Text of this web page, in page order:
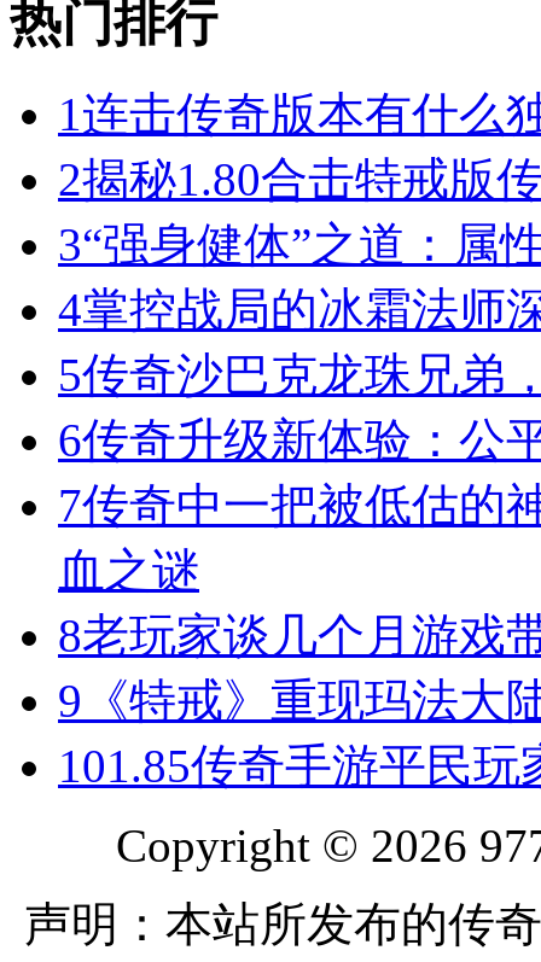
热门排行
1连击传奇版本有什么
2揭秘1.80合击特戒版
3“强身健体”之道：属
4掌控战局的冰霜法师
5传奇沙巴克龙珠兄弟
6传奇升级新体验：公
7传奇中一把被低估的
血之谜
8老玩家谈几个月游戏
9 《特戒》重现玛法大
101.85传奇手游平民
Copyright © 2026
声明：本站所发布的传